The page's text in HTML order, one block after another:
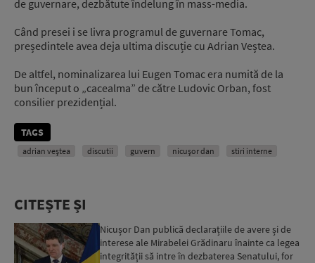
de guvernare, dezbătute îndelung în mass-media.
Când presei i se livra programul de guvernare Tomac,
președintele avea deja ultima discuție cu Adrian Veștea.
De altfel, nominalizarea lui Eugen Tomac era numită de la
bun început o „cacealma” de către Ludovic Orban, fost
consilier prezidențial.
TAGS
adrian veștea discutii guvern nicușor dan stiri interne
CITEȘTE ȘI
Nicușor Dan publică declarațiile de avere și de
interese ale Mirabelei Grădinaru înainte ca legea
integrității să intre în dezbaterea Senatului, for